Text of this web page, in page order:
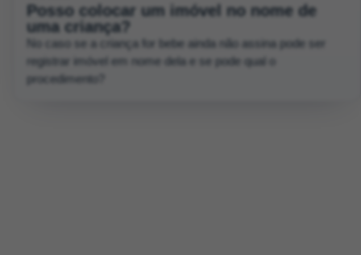
Posso colocar um imóvel no nome de
uma criança?
No caso se a criança for bebe ainda não assina pode ser
registrar imóvel em nome dela e se pode qual o
procedimento?